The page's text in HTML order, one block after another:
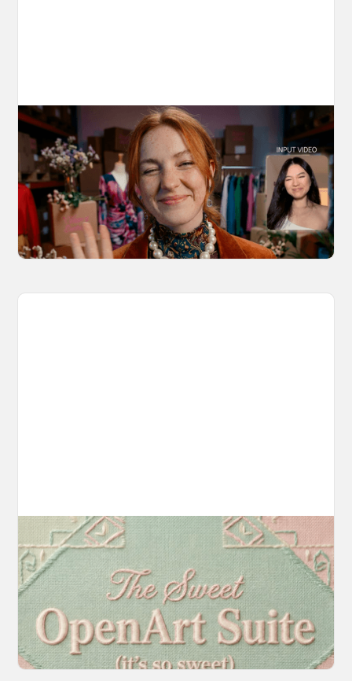
10 Types of Videos You Can Create with
Kling 3.0 Motion Control
Discover 10 video types you can create using
Kling 3.0 Motion Control on OpenArt, from
marketing to storytelling with amazingly
consistent motion and identity.
March 20, 2026
Introducing OpenArt Suite: Create
Without the Chaos
Every tool you need, finally in one place. We
fundamentally rearchitected the OpenArt
creation experience so your workflow finally
moves as fast as your ideas do.
March 20, 2026